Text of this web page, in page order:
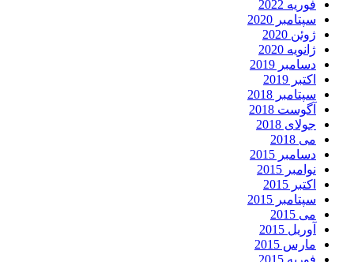
فوریه 2022
سپتامبر 2020
ژوئن 2020
ژانویه 2020
دسامبر 2019
اکتبر 2019
سپتامبر 2018
آگوست 2018
جولای 2018
می 2018
دسامبر 2015
نوامبر 2015
اکتبر 2015
سپتامبر 2015
می 2015
آوریل 2015
مارس 2015
فوریه 2015